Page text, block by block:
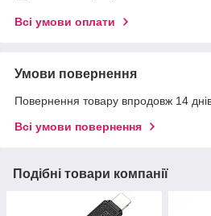
Всі умови оплати
Умови повернення
Повернення товару впродовж 14
Всі умови повернення
Подібні товари компанії